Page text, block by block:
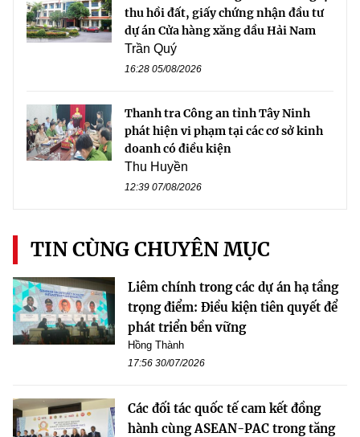
thu hồi đất, giấy chứng nhận đầu tư
dự án Cửa hàng xăng dầu Hải Nam
Trần Quý
16:28 05/08/2026
Thanh tra Công an tỉnh Tây Ninh
phát hiện vi phạm tại các cơ sở kinh
doanh có điều kiện
Thu Huyền
12:39 07/08/2026
TIN CÙNG CHUYÊN MỤC
Liêm chính trong các dự án hạ tầng
trọng điểm: Điều kiện tiên quyết để
phát triển bền vững
Hồng Thành
17:56 30/07/2026
Các đối tác quốc tế cam kết đồng
hành cùng ASEAN-PAC trong tăng